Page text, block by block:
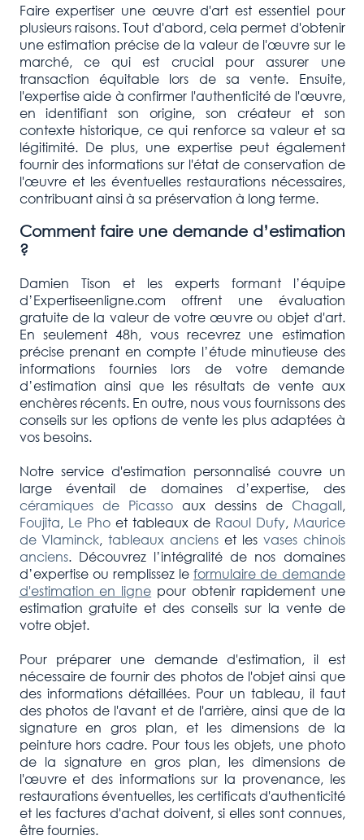
Faire expertiser une œuvre d'art est essentiel pour
plusieurs raisons. Tout d'abord, cela permet d'obtenir
une estimation précise de la valeur de l'œuvre sur le
marché, ce qui est crucial pour assurer une
transaction équitable lors de sa vente. Ensuite,
l'expertise aide à confirmer l'authenticité de l'œuvre,
en identifiant son origine, son créateur et son
contexte historique, ce qui renforce sa valeur et sa
légitimité. De plus, une expertise peut également
fournir des informations sur l'état de conservation de
l'œuvre et les éventuelles restaurations nécessaires,
contribuant ainsi à sa préservation à long terme.
Comment faire une demande d’estimation
?
Damien Tison et les experts formant l’équipe
d’Expertiseenligne.com offrent une évaluation
gratuite de la valeur de votre œuvre ou objet d'art.
En seulement 48h, vous recevrez une estimation
précise prenant en compte l’étude minutieuse des
informations fournies lors de votre demande
d’estimation ainsi que les résultats de vente aux
enchères récents. En outre, nous vous fournissons des
conseils sur les options de vente les plus adaptées à
vos besoins.
Notre service d'estimation personnalisé couvre un
large éventail de domaines d’expertise, des
céramiques de Picassoaux dessins de Chagall,
Foujita, Le Phoet tableaux de Raoul Dufy, Maurice
de Vlaminck,tableaux anciens et les vases chinois
anciens. Découvrez l’intégralité de nos domaines
d’expertise ou remplissez leformulaire de demande
d'estimation en ligne pour obtenir rapidement une
estimation gratuite et des conseils sur la vente de
votre objet.
Pour préparer une demande d'estimation, il est
nécessaire de fournir des photos de l'objet ainsi que
des informations détaillées. Pour un tableau, il faut
des photos de l'avant et de l'arrière, ainsi que de la
signature en gros plan, et les dimensions de la
peinture hors cadre. Pour tous les objets, une photo
de la signature en gros plan, les dimensions de
l'œuvre et des informations sur la provenance, les
restaurations éventuelles, les certificats d'authenticité
et les factures d'achat doivent, si elles sont connues,
être fournies.